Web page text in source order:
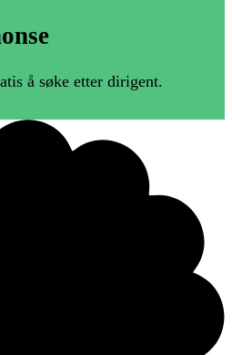
å søke etter dirigent.